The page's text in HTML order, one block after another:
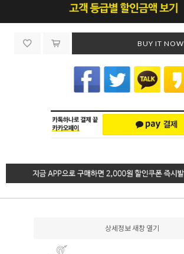
BUY IT NOW
상세정보 새창 열기